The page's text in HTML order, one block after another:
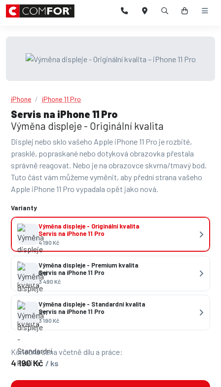
iPhone iPhone 11 Pro
Servis na iPhone 11 Pro
Výměna displeje - Originální kvalita
Displej nebo sklo vašeho Apple iPhone 11 Pro je rozbité,
prasklé, popraskané nebo dotyková obrazovka přestala
správně reagovat. Nebo je na obrazovce skvrna/tmavý bod.
Tuto část vám můžeme vyměnit, aby přední strana vašeho
Apple iPhone 11 Pro vypadala opět jako nová.
Varianty
Výměna displeje - Originální kvalita
Servis na iPhone 11 Pro
4 190 Kč
Výměna displeje - Premium kvalita
Servis na iPhone 11 Pro
3 490 Kč
Výměna displeje - Standardní kvalita
Servis na iPhone 11 Pro
3 190 Kč
Konečná cena včetně dílu a práce:
4 190 Kč / ks